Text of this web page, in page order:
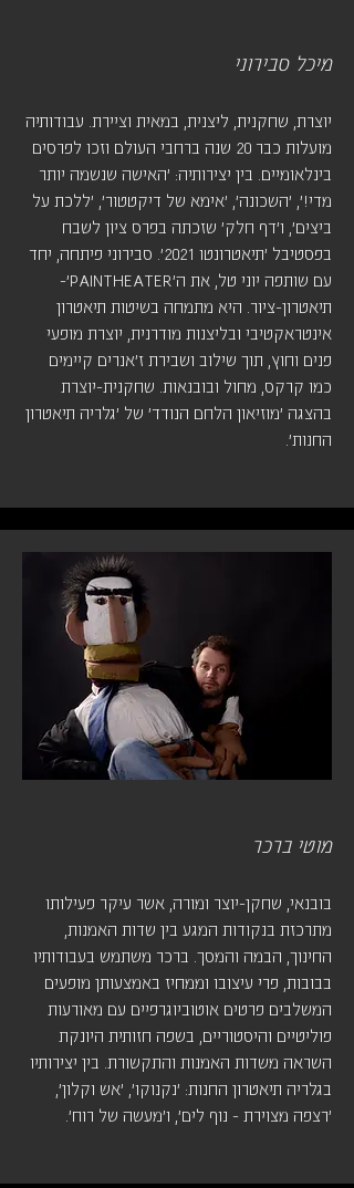
מיכל סבירוני
יוצרת, שחקנית, ליצנית, במאית וציירת. עבודותיה
מועלות כבר 20 שנה ברחבי העולם וזכו לפרסים
בינלאומיים. בין יצירותיה: 'האישה שנשמה יותר
מדי!', 'השכונה', 'אימא של דיקטטור', 'ללכת על
ביצים', ו'דף חלק' שזכתה בפרס ציון לשבח
בפסטיבל 'תיאטרונטו 2021'. סבירוני פיתחה, יחד
עם שותפה יוני טל, את ה'PAINTHEATER'-
תיאטרון-ציור. היא מתמחה בשיטות תיאטרון
אינטראקטיבי ובליצנות מודרנית, יוצרת מופעי
פנים וחוץ, תוך שילוב ושבירת ז'אנרים קיימים
כמו קרקס, מחול ובובנאות. שחקנית-יוצרת
בהצגה 'מוזיאון הלחם הנודד' של 'גלריה תיאטרון
החנות'.
מוטי ברכר
בובנאי, שחקן-יוצר ומורה, אשר עיקר פעילותו
מתרכזת בנקודות המגע בין שדות האמנות,
החינוך, הבמה והמסך. ברכר משתמש בעבודותיו
בבובות, פרי עיצובו וממחיז באמצעותן מופעים
המשלבים פרטים אוטוביוגרפיים עם מאורעות
פוליטיים והיסטוריים, בשפה חזותית היונקת
השראה משדות האמנות והתקשורת. בין יצירותיו
בגלריה תיאטרון החנות: 'נקנוקו', 'אש וקלון',
'רצפה מצוירת - נוף לים', ו'מעשה של רוח'.